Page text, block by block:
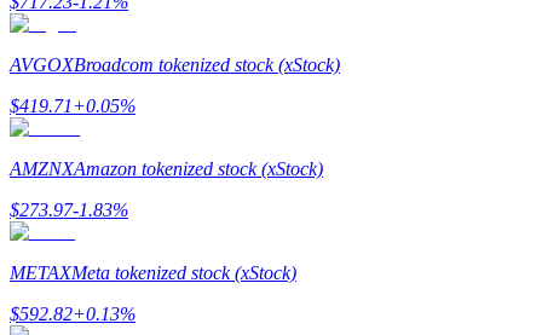
Deposit CASHCAT & Win
Share 500000 CASHCAT prize pool
Exclusive for BitMart Users
AVGOXBroadcom tokenized stock (xStock)
$419.71+0.05%
AMZNXAmazon tokenized stock (xStock)
$273.97-1.83%
METAXMeta tokenized stock (xStock)
$592.82+0.13%